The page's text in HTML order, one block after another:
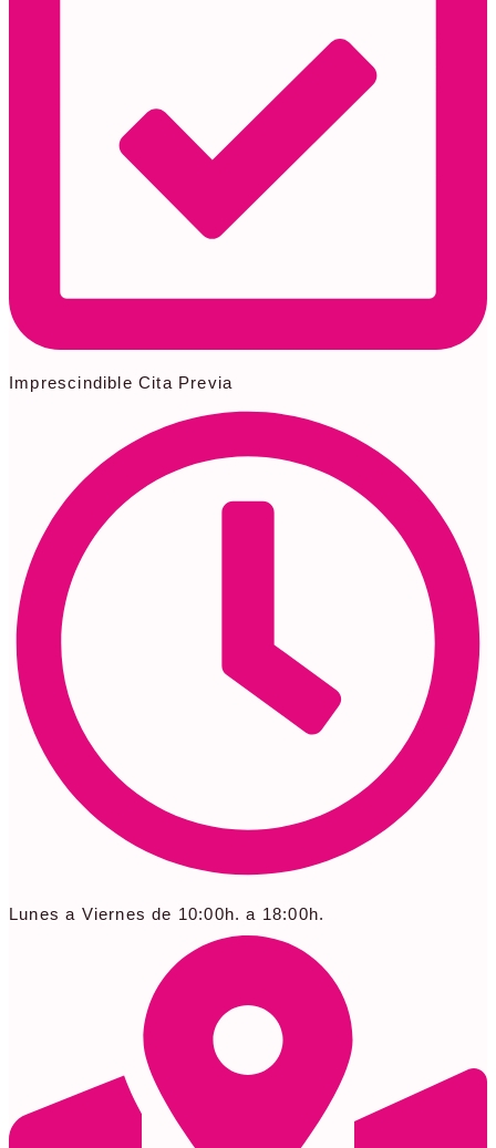
Imprescindible Cita Previa
Lunes a Viernes de 10:00h. a 18:00h.